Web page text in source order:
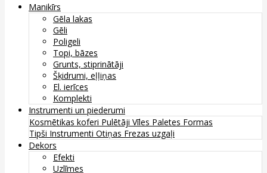
Manikīrs
Gēla lakas
Gēli
Poligeli
Topi, bāzes
Grunts, stiprinātāji
Šķidrumi, eļļiņas
El. ierīces
Komplekti
Instrumenti un piederumi
Kosmētikas koferi Pulētāji Vīles Paletes Formas
Tipši Instrumenti Otiņas Frezas uzgaļi
Dekors
Efekti
Uzlīmes